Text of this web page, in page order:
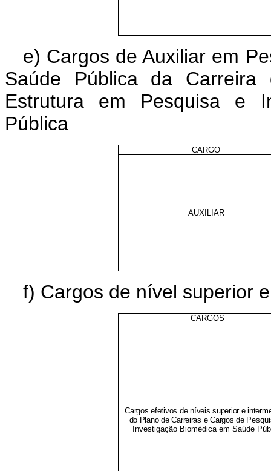
e) Cargos de Auxiliar em
Saúde Pública da
Estrutura em Pesquisa e
Pública
CARGO
AUXILIAR
f) Cargos de nível superior
CARGOS
Cargos efetivos de níveis superior e
do Plano de Carreiras e Cargos de
Investigação Biomédica em Saúde